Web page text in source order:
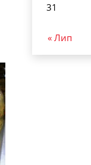
31
« Лип